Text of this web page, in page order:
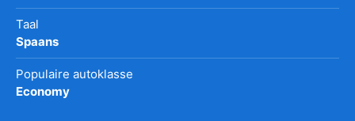
Taal
Spaans
Populaire autoklasse
Economy